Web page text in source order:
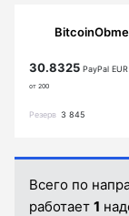
30.8325 PayPal EUR
от 200
Резерв 3 845
Всего по
работает 1